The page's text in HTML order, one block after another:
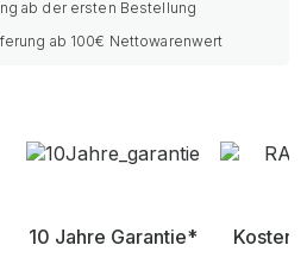
ab der ersten Bestellung
ab 100€ Nettowarenwert
10 Jahre Garantie*